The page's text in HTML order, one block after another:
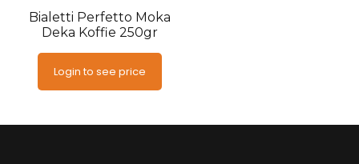
Bialetti Perfetto Moka
Deka Koffie 250gr
Login to see price